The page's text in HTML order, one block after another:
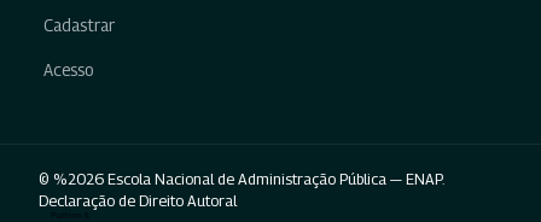
Cadastrar
Acesso
© %2026 Escola Nacional de Administração Pública — ENAP.
Declaração de Direito Autoral